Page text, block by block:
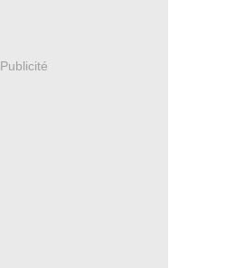
Publicité